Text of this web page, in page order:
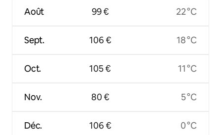
Août
Sept.
Oct.
Nov.
Déc.
99 €
106 €
105 €
80 €
106 €
22 °C
18 °C
11 °C
5 °C
0 °C